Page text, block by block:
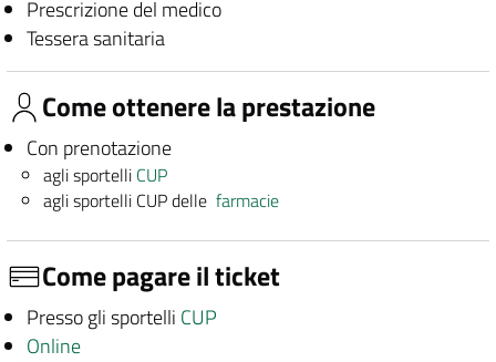
Prescrizione del medico
Tessera sanitaria
Come ottenere la prestazione
Con prenotazione
agli sportelli CUP
agli sportelli CUP dellefarmacie
Come pagare il ticket
Presso gli sportelli CUP
Online